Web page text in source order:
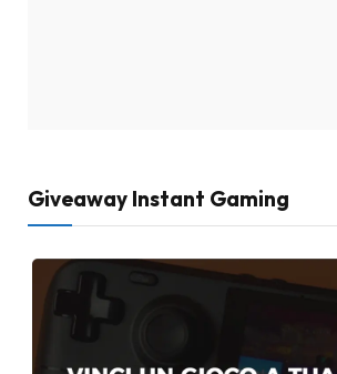
Giveaway Instant Gaming